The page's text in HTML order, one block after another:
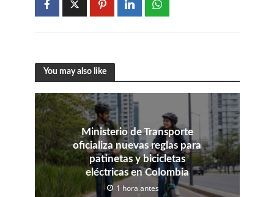
You may also like
Ministerio de Transporte
oficializa nuevas reglas para
patinetas y bicicletas
eléctricas en Colombia
1 hora antes